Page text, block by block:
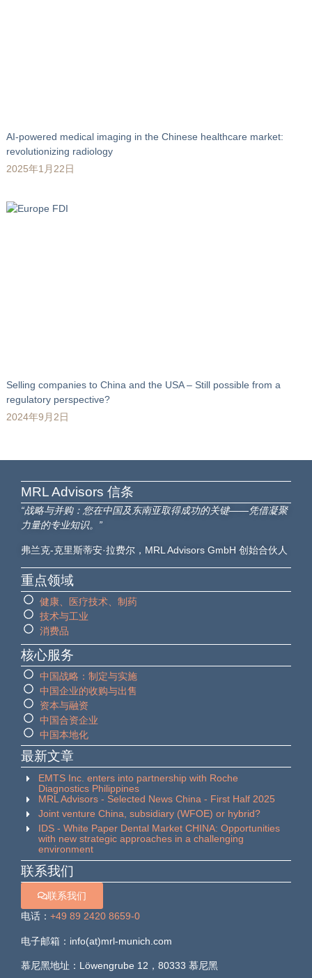
AI-powered medical imaging in the Chinese healthcare market:
revolutionizing radiology
2025年1月22日
Selling companies to China and the USA – Still possible from a
regulatory perspective?
2024年9月2日
MRL Advisors​ 信条
“战略与并购：您在中国及东南亚取得成功的关键——凭借凝聚
力量的专业知识。”
弗兰克-克里斯蒂安·拉费尔，MRL Advisors GmbH 创始合伙人
重点领域
健康、医疗技术、制药
技术与工业
消费品
核心服务
中国战略：制定与实施
中国企业的收购与出售
资本与融资
中国合资企业
中国本地化
最新文章
EMTS Inc. enters into partnership with Roche
Diagnostics Philippines
MRL Advisors - Selected News China - First Half 2025
Joint venture China, subsidiary (WFOE) or hybrid?
IDS - White Paper Dental Market CHINA: Opportunities
with new strategic approaches in a challenging
environment
联系我们
联系我们
电话： +49 89 2420 8659-0
电子邮箱：info(at)mrl-munich.com
慕尼黑地址：Löwengrube 12，80333 慕尼黑